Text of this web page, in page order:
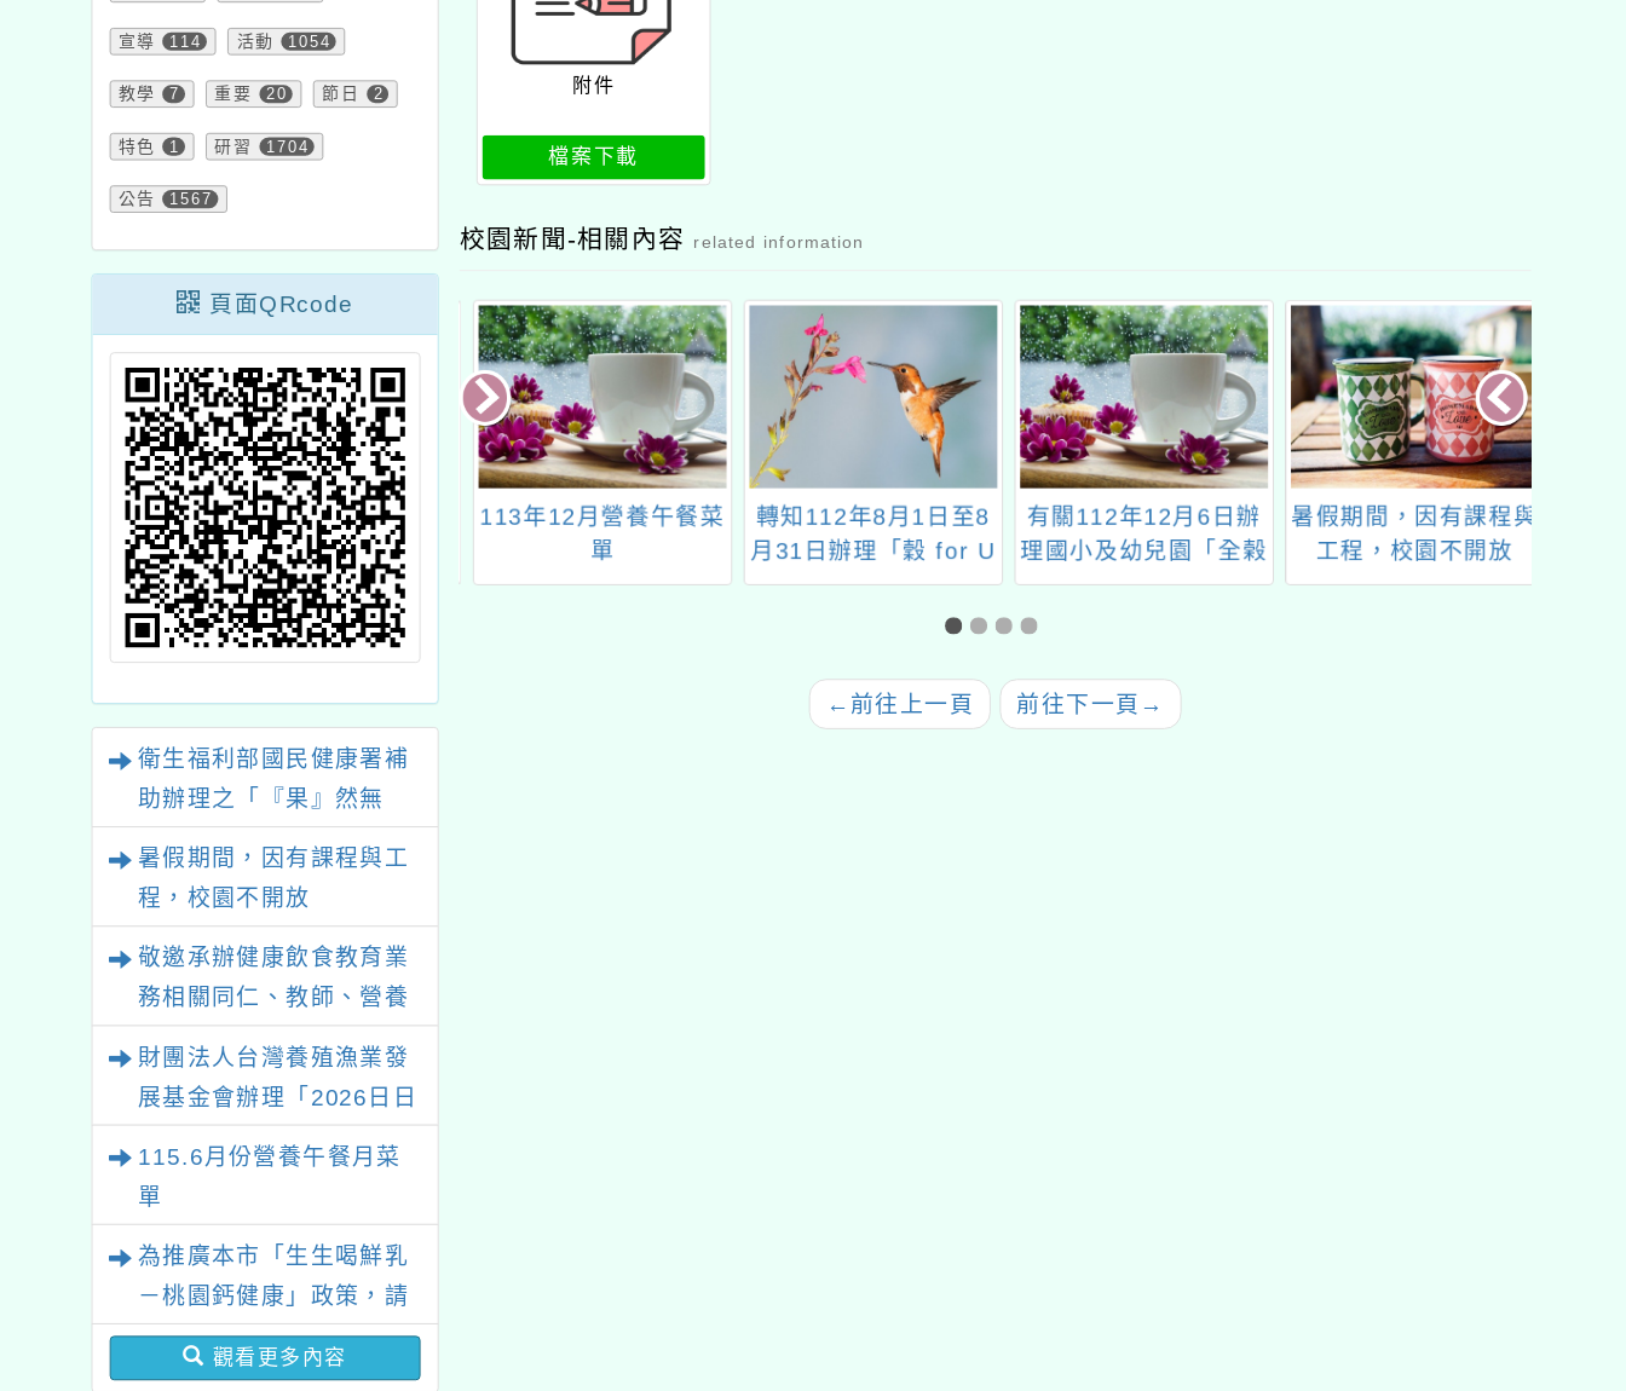
宣導 114 活動 1054
教學 7 重要 20 節日 2
特色 1 研習 1704
公告 1567
頁面QRcode
衛生福利部國民健康署補
助辦理之「『果』然無
敵！水果打卡挑戰賽」國
小中年級健康飲食教育推
廣活動資訊
暑假期間，因有課程與工
程，校園不開放
敬邀承辦健康飲食教育業
務相關同仁、教師、營養
健康飲食教育指導內容及
規劃」全國說明會。
財團法人台灣養殖漁業發
展基金會辦理「2026日日
115.6月份營養午餐月菜
單
為推廣本市「生生喝鮮乳
－桃園鈣健康」政策，請
貴校持續加強向家長及學
童提醒兌領及宣導注意事
觀看更多內容
附件
檔案下載
校園新聞-相關內容 related information
溪海國小午餐
114年警衛徵聘公告
113年12月營養午餐菜
單
轉知112年8月1日至8
月31日辦理「穀 for U
美食大募集」活動
有關112年12月6日辦
理國小及幼兒園「全榖
及未精製雜糧教案線上
推廣會」鼓勵參加
暑假期間，因有課程與
工程，校園不開放
← 前往上一頁 前往下一頁 →